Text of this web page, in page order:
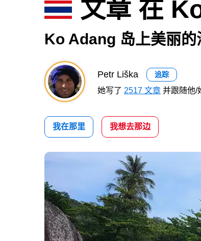
文章 在
Ko Adang 岛上美丽的
Petr Liška 追踪
她写了 2517 文章 并跟随他/
我在那里 我想去那边